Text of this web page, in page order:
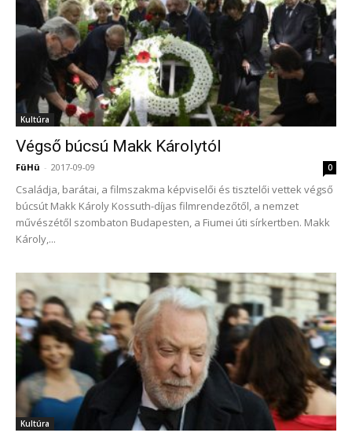
Kultúra
Végső búcsú Makk Károlytól
FüHü - 2017-09-09 0
Családja, barátai, a filmszakma képviselői és tisztelői vettek végső
búcsút Makk Károly Kossuth-díjas filmrendezőtől, a nemzet
művészétől szombaton Budapesten, a Fiumei úti sírkertben. Makk
Károly,...
Kultúra